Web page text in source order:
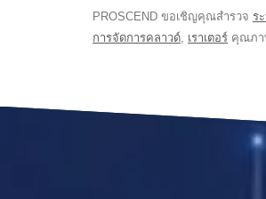
PROSCEND ขอเชิญคุณสำรวจ ร
การจัดการคลาวด์ เราเตอร์ คุณภา